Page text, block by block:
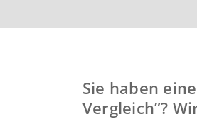
Sie haben
Vergleich”?